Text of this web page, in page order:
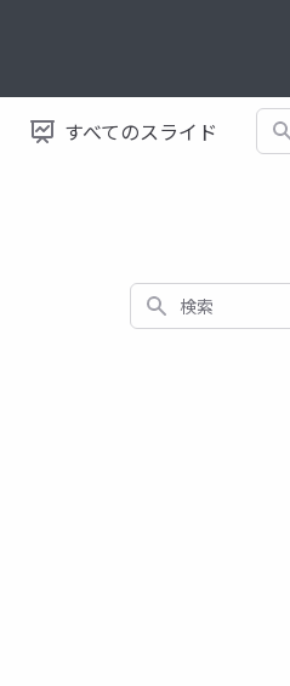
すべてのスライド 検索
検索